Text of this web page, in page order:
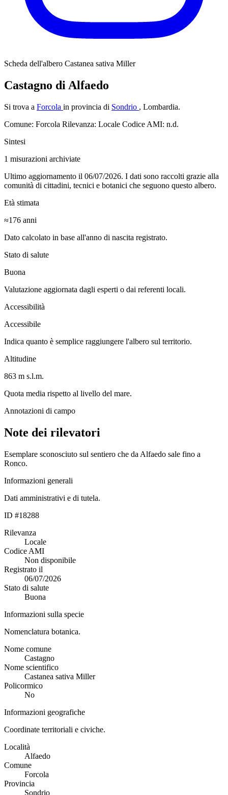
Scheda dell'albero Castanea sativa Miller
Castagno di Alfaedo
Si trova a Forcola in provincia di Sondrio , Lombardia.
Comune: Forcola Rilevanza: Locale Codice AMI: n.d.
Sintesi
1 misurazioni archiviate
Ultimo aggiornamento il 06/07/2026. I dati sono raccolti grazie alla
comunità di cittadini, tecnici e botanici che seguono questo albero.
Età stimata
≈176 anni
Dato calcolato in base all'anno di nascita registrato.
Stato di salute
Buona
Valutazione aggiornata dagli esperti o dai referenti locali.
Accessibilità
Accessibile
Indica quanto è semplice raggiungere l'albero sul territorio.
Altitudine
863 m s.l.m.
Quota media rispetto al livello del mare.
Annotazioni di campo
Note dei rilevatori
Esemplare sconosciuto sul sentiero che da Alfaedo sale fino a
Ronco.
Informazioni generali
Dati amministrativi e di tutela.
ID #18288
Rilevanza
Locale
Codice AMI
Non disponibile
Registrato il
06/07/2026
Stato di salute
Buona
Informazioni sulla specie
Nomenclatura botanica.
Nome comune
Castagno
Nome scientifico
Castanea sativa Miller
Policormico
No
Informazioni geografiche
Coordinate territoriali e civiche.
Località
Alfaedo
Comune
Forcola
Provincia
Sondrio